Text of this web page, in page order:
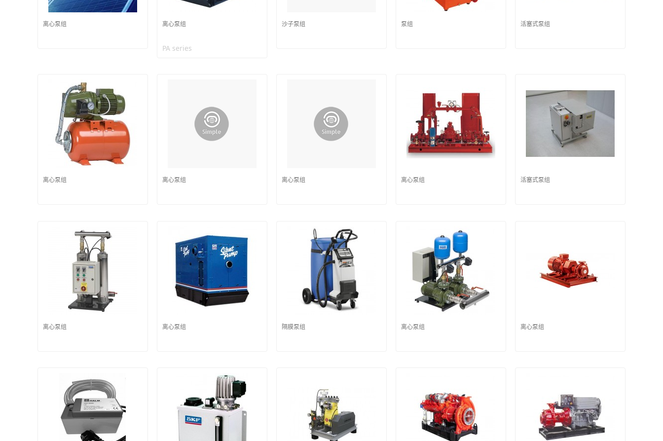
离心泵组 离心泵组
PA series
沙子泵组 泵组 活塞式泵组
离心泵组 离心泵组 离心泵组 离心泵组 活塞式泵组
离心泵组 离心泵组 隔膜泵组 离心泵组 离心泵组